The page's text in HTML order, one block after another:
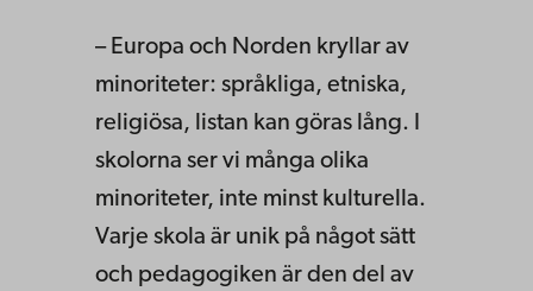
– Europa och Norden kryllar av
minoriteter: språkliga, etniska,
religiösa, listan kan göras lång. I
skolorna ser vi många olika
minoriteter, inte minst kulturella.
Varje skola är unik på något sätt
och pedagogiken är den del av